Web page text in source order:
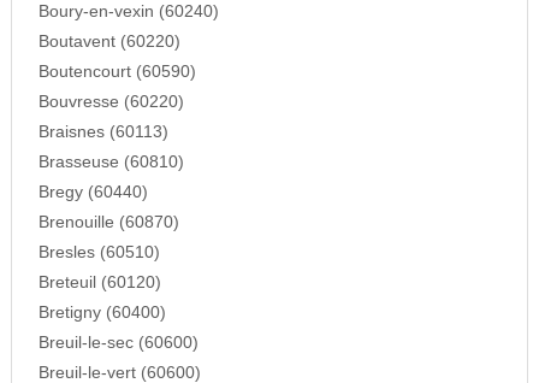
Boury-en-vexin (60240)
Boutavent (60220)
Boutencourt (60590)
Bouvresse (60220)
Braisnes (60113)
Brasseuse (60810)
Bregy (60440)
Brenouille (60870)
Bresles (60510)
Breteuil (60120)
Bretigny (60400)
Breuil-le-sec (60600)
Breuil-le-vert (60600)